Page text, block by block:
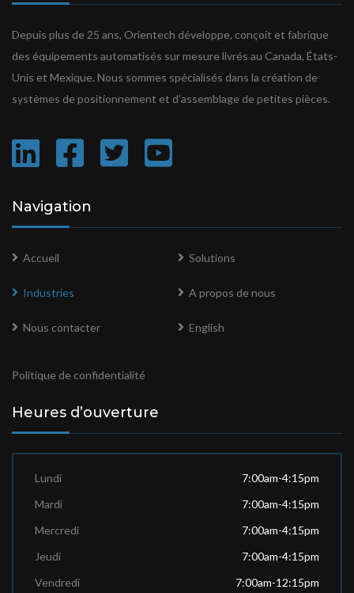
Depuis plus de 25 ans, Orientech développe, conçoit et fabrique
des équipements automatisés sur mesure livrés au Canada, États-
Unis et Mexique. Nous sommes spécialisés dans la création de
systèmes de positionnement et d’assemblage de petites pièces.
Navigation
Accueil Solutions
Industries A propos de nous
Nous contacter English
Politique de confidentialité
Heures d’ouverture
Lundi
7:00am-4:15pm
Mardi
7:00am-4:15pm
Mercredi
7:00am-4:15pm
Jeudi
7:00am-4:15pm
Vendredi
7:00am-12:15pm